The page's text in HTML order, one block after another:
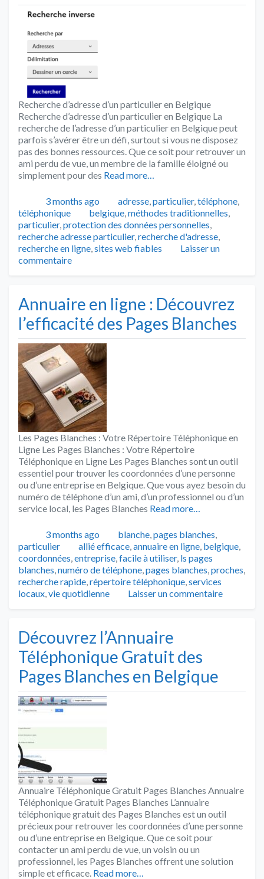
Recherche d’adresse d’un particulier en Belgique
Recherche d’adresse d’un particulier en Belgique La
recherche de l’adresse d’un particulier en Belgique peut
parfois s’avérer être un défi, surtout si vous ne disposez
pas des bonnes ressources. Que ce soit pour retrouver un
ami perdu de vue, un membre de la famille éloigné ou
simplement pour des Read more…
Publié3 months ago Catégories
adresse,particulier,téléphone,
téléphonique
Tags
belgique,méthodes traditionnelles,
particulier,protection des données personnelles,
recherche adresse particulier,recherche d'adresse,
recherche en ligne,sites web fiables
Laisser un
commentaire
Annuaire en ligne : Découvrez
l’efficacité des Pages Blanches
Les Pages Blanches : Votre Répertoire Téléphonique en
Ligne Les Pages Blanches : Votre Répertoire
Téléphonique en Ligne Les Pages Blanches sont un outil
essentiel pour trouver les coordonnées d’une personne
ou d’une entreprise en Belgique. Que vous ayez besoin du
numéro de téléphone d’un ami, d’un professionnel ou d’un
service local, les Pages Blanches Read more…
Publié3 months ago Catégories
blanche,pages blanches,
particulier
Tags
allié efficace,annuaire en ligne, belgique,
coordonnées,entreprise,facile à utiliser, ls pages
blanches,numéro de téléphone,pages blanches,proches,
recherche rapide,répertoire téléphonique,services
locaux,vie quotidienne Laisser un commentaire
Découvrez l’Annuaire
Téléphonique Gratuit des
Pages Blanches en Belgique
Annuaire Téléphonique Gratuit Pages Blanches Annuaire
Téléphonique Gratuit Pages Blanches L’annuaire
téléphonique gratuit des Pages Blanches est un outil
précieux pour retrouver les coordonnées d’une personne
ou d’une entreprise en Belgique. Que ce soit pour
contacter un ami perdu de vue, un voisin ou un
professionnel, les Pages Blanches offrent une solution
simple et efficace. Read more…